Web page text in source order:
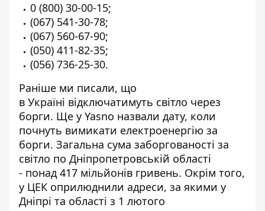
0 (800) 30-00-15;
(067) 541-30-78;
(067) 560-67-90;
(050) 411-82-35;
(056) 736-25-30.
Раніше ми писали, що
в Україні відключатимуть світло через
борги. Ще у Yasno назвали дату, коли
почнуть вимикати електроенергію за
борги. Загальна сума заборгованості за
світло по Дніпропетровській області
- понад 417 мільйонів гривень. Окрім того,
у ЦЕК оприлюднили адреси, за якими у
Дніпрі та області з 1 лютого